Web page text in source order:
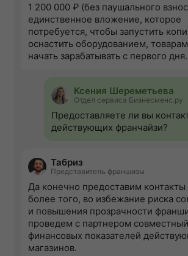
1 200 000 ₽ (без паушального
единственное вложение, которое
потребуется, чтобы запустить
оснастить оборудованием,
начать зарабатывать с первого дня.
Ксения Шереметьева
Отдел сервиса Бизнесменс.ру
Предоставляете ли вы
действующих франчайзи?
Табриз
Представитель франшизы
Да конечно предоставим контакты
более того, во избежание риска
и повышения прозрачности
проведем с партнером
финансовых показателей
магазинов.